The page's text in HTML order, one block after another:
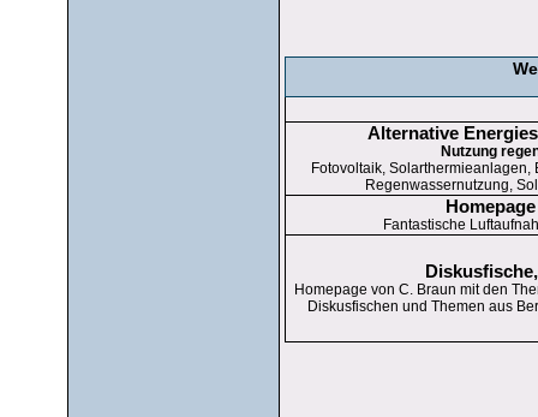
Alternative
Nutzung
Fotovoltaik,
Regenwassernutzung,
Fantastische
Homepage von C. Braun mit den
Diskusfischen und Themen aus